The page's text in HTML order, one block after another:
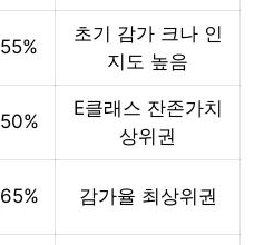
55%
초기 감가 크나 인
지도 높음
50%
E클래스 잔존가치
상위권
65% 감가율 최상위권